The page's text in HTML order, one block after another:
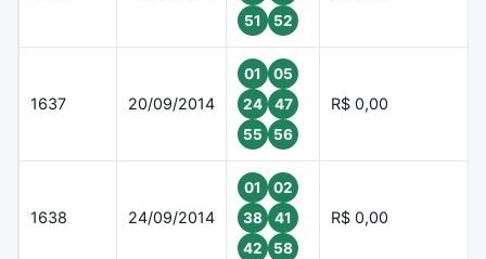
51
52
1637 20/09/2014
01
05
24
47
55
56
R$ 0,00
1638 24/09/2014
01
02
38
41
42
58
R$ 0,00